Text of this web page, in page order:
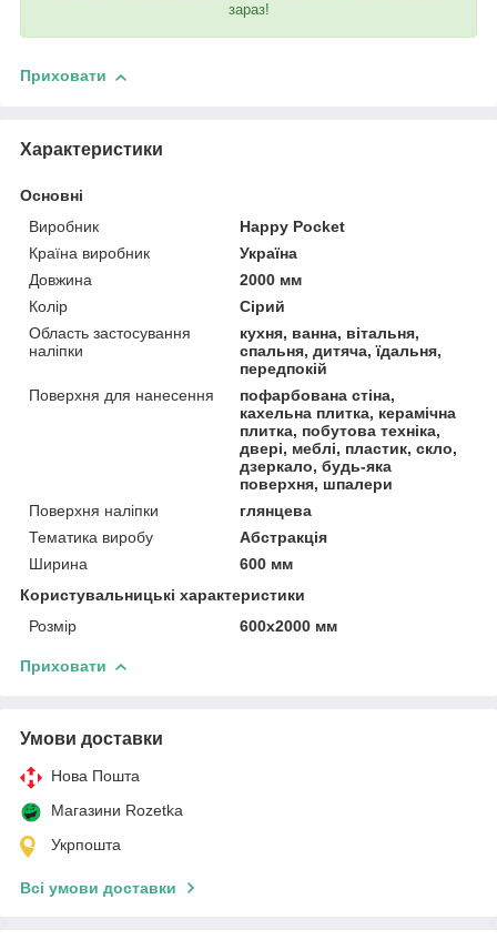
зараз!
Приховати
Характеристики
Основні
Виробник
Happy Pocket
Країна виробник
Україна
Довжина
2000 мм
Колір
Сірий
Область застосування
наліпки
кухня, ванна, вітальня,
спальня, дитяча, їдальня,
передпокій
Поверхня для нанесення
пофарбована стіна,
кахельна плитка, керамічна
плитка, побутова техніка,
двері, меблі, пластик, скло,
дзеркало, будь-яка
поверхня, шпалери
Поверхня наліпки
глянцева
Тематика виробу
Абстракція
Ширина
600 мм
Користувальницькі характеристики
Розмір
600х2000 мм
Приховати
Умови доставки
Нова Пошта
Магазини Rozetka
Укрпошта
Всі умови доставки